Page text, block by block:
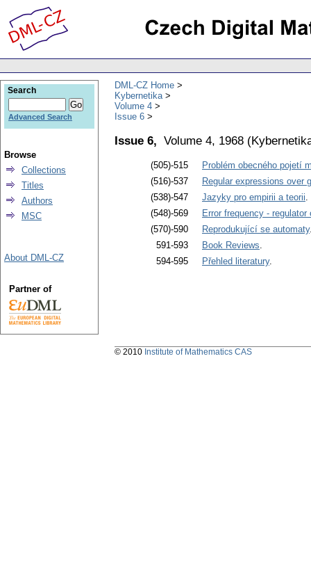
DML-CZ Home
Kybernetika
Volume 4
Issue 6
Issue 6, Volume 4, 1968 (
(505)-515
Problém obecného pojetí
(516)-537
Regular expressions over
(538)-547
Jazyky pro empirii a teorii.
(548)-569
Error frequency -
(570)-590
Reprodukující se automaty
591-593
Book Reviews.
594-595
Přehled literatury.
Search
Advanced Search
Browse
Collections
Titles
Authors
MSC
About DML-CZ
Partner of
© 2010 Institute of Mathematics CAS